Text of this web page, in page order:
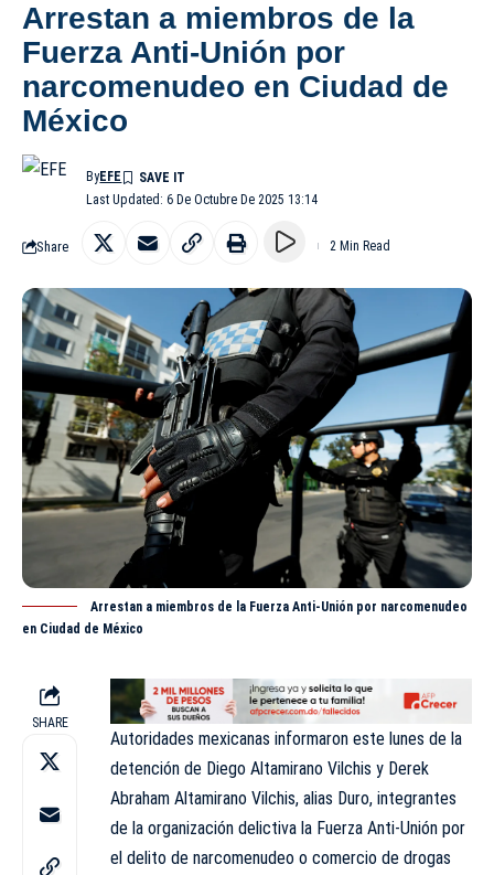
Arrestan a miembros de la
Fuerza Anti-Unión por
narcomenudeo en Ciudad de
México
Last Updated: 6 De Octubre De 2025 13:14
ByEFE
Share 2 Min Read
Arrestan a miembros de la Fuerza Anti-Unión por narcomenudeo
en Ciudad de México
SHARE
Autoridades mexicanas informaron este lunes de la
detención de Diego Altamirano Vilchis y Derek
Abraham Altamirano Vilchis, alias Duro, integrantes
de la organización delictiva la Fuerza Anti-Unión por
el delito de narcomenudeo o comercio de drogas